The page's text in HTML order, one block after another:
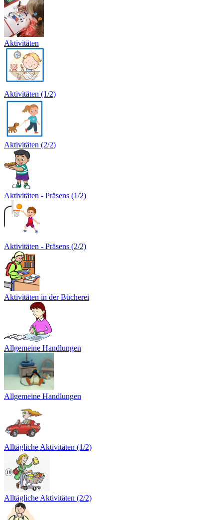
Aktivitäten
Aktivitäten (1/2)
Aktivitäten (2/2)
Aktivitäten - Präsens (1/2)
Aktivitäten - Präsens (2/2)
Aktivitäten in der Bücherei
Allgemeine Handlungen
Allgemeine Handlungen
Alltägliche Aktivitäten (1/2)
Alltägliche Aktivitäten (2/2)